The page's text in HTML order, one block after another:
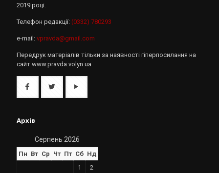
2019 році.
Телефон редакції: (0332) 780293
e-mail: vpravda@gmail.com
Передрук матеріалів тільки за наявності гіперпосилання на
сайт www.pravda.volyn.ua
Архів
Серпень 2026
Пн Вт Ср Чт Пт Сб Нд
1
2